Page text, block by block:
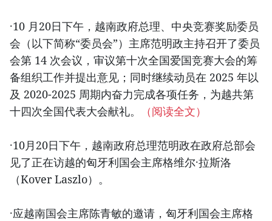
·10 月20日下午，越南政府总理、中央竞赛奖励委员
会（以下简称“委员会”）主席范明政主持召开了委员
会第 14 次会议，审议第十次全国爱国竞赛大会的筹
备组织工作并提出意见；同时继续动员在 2025 年以
及 2020-2025 周期内奋力完成各项任务，为越共第
十四次全国代表大会献礼。
（阅读全文）
·10月20日下午，越南政府总理范明政在政府总部会
见了正在访越的匈牙利国会主席格维尔·拉斯洛
（Kover Laszlo）。
·应越南国会主席陈青敏的邀请，匈牙利国会主席格